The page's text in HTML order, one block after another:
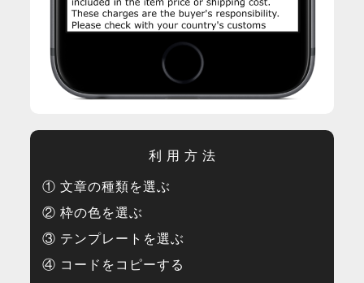
利 用 方 法
① 文章の種類を選ぶ
② 枠の色を選ぶ
③ テンプレートを選ぶ
④ コードをコピーする